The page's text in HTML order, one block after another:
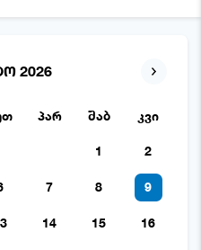
2026
პარ შაბ კვი
1 2
7 8 9
14 15 16